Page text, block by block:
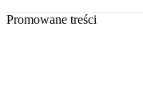
Promowane treści